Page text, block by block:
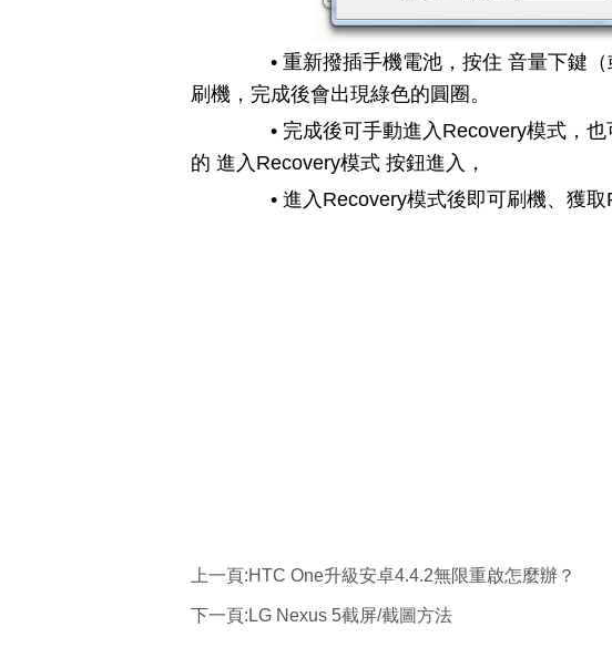
• 重新撥插手機電池，按住 音量下鍵（
刷機，完成後會出現綠色的圓圈。
• 完成後可手動進入Recovery模式，也
的 進入Recovery模式 按鈕進入，
• 進入Recovery模式後即可刷機、獲取
上一頁:HTC One升級安卓4.4.2無限重啟怎麼辦？
下一頁: LG Nexus 5截屏/截圖方法